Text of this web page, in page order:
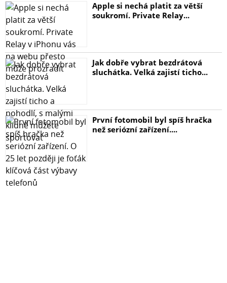
Apple si nechá platit za větší
soukromí. Private Relay...
Jak dobře vybrat bezdrátová
sluchátka. Velká zajistí ticho...
První fotomobil byl spíš hračka
než seriózní zařízení....